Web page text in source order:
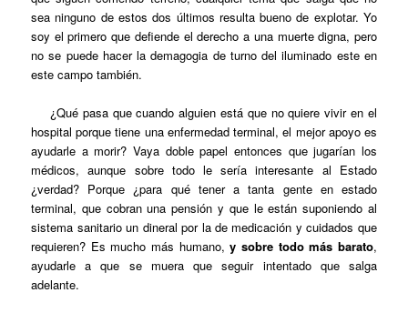
sea ninguno de estos dos últimos resulta bueno de explotar. Yo
soy el primero que defiende el derecho a una muerte digna, pero
no se puede hacer la demagogia de turno del iluminado este en
este campo también.
¿Qué pasa que cuando alguien está que no quiere vivir en el
hospital porque tiene una enfermedad terminal, el mejor apoyo es
ayudarle a morir? Vaya doble papel entonces que jugarían los
médicos, aunque sobre todo le sería interesante al Estado
¿verdad? Porque ¿para qué tener a tanta gente en estado
terminal, que cobran una pensión y que le están suponiendo al
sistema sanitario un dineral por la de medicación y cuidados que
requieren? Es mucho más humano,y sobre todo más barato,
ayudarle a que se mueraque seguir intentado que salga
adelante.